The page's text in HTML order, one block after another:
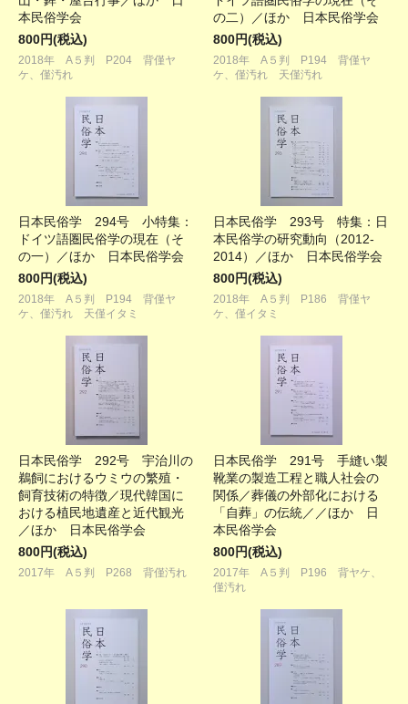
本民俗学会
800円(税込)
2018年 A５判 P204 背僅ヤ
ケ、僅汚れ
の二）／ほか 日本民俗学会
800円(税込)
2018年 A５判 P194 背僅ヤ
ケ、僅汚れ 天僅汚れ
日本民俗学 294号 小特集：
ドイツ語圏民俗学の現在（そ
の一）／ほか 日本民俗学会
800円(税込)
2018年 A５判 P194 背僅ヤ
ケ、僅汚れ 天僅イタミ
日本民俗学 293号 特集：日
本民俗学の研究動向（2012-
2014）／ほか 日本民俗学会
800円(税込)
2018年 A５判 P186 背僅ヤ
ケ、僅イタミ
日本民俗学 292号 宇治川の
鵜飼におけるウミウの繁殖・
飼育技術の特徴／現代韓国に
おける植民地遺産と近代観光
／ほか 日本民俗学会
800円(税込)
2017年 A５判 P268 背僅汚れ
日本民俗学 291号 手縫い製
靴業の製造工程と職人社会の
関係／葬儀の外部化における
「自葬」の伝統／／ほか 日
本民俗学会
800円(税込)
2017年 A５判 P196 背ヤケ、
僅汚れ